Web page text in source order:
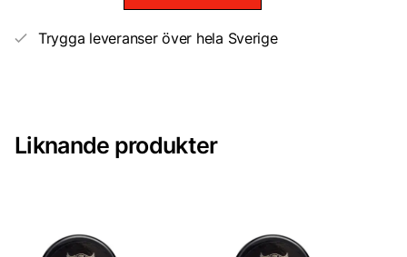
Wax
Trygga leveranser över hela Sverige
Liknande produkter